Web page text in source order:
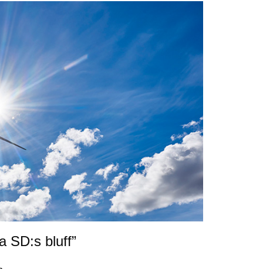
SD:s bluff”